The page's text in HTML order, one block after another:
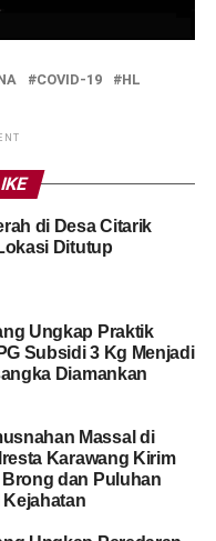
COVID-19
HL
di Desa Citarik
Ditutup
Ungkap Praktik
Subsidi 3 Kg Menjadi
Diamankan
Massal di
Karawang Kirim
dan Puluhan
Kejahatan